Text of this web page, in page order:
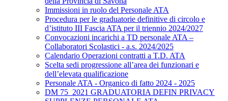
Immissioni in ruolo del Personale ATA
Procedura per le graduatorie definitive di circolo e
d’istituto III Fascia ATA per il triennio 2024/2027
Convocazioni incarichi a TD personale ATA –
Collaboratori Scolastici - a.s. 2024/2025
Calendario Operazioni contratti a T.D. ATA
Scelta sedi progressione all’area dei funzionari e
dell’elevata qualificazione
Personale ATA - Organico di fatto 2024 - 2025
DM 75_2021 GRADUATORIA DEFIN PRIVACY